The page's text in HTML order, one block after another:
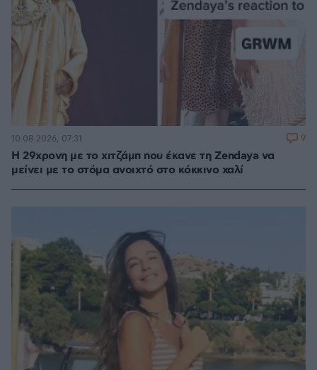
Η 29χρονη με το χιτζάμπ που έκανε τη Zendaya να
μείνει με το στόμα ανοιχτό στο κόκκινο χαλί
10.08.2026, 07:31 9